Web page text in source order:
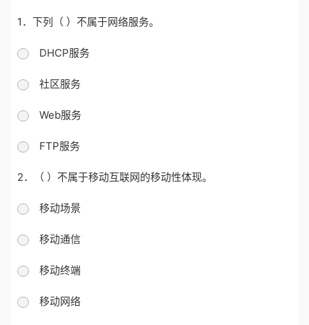
1．下列（ ）不属于网络服务。
DHCP服务
社区服务
Web服务
FTP服务
2．（ ）不属于移动互联网的移动性体现。
移动场景
移动通信
移动终端
移动网络